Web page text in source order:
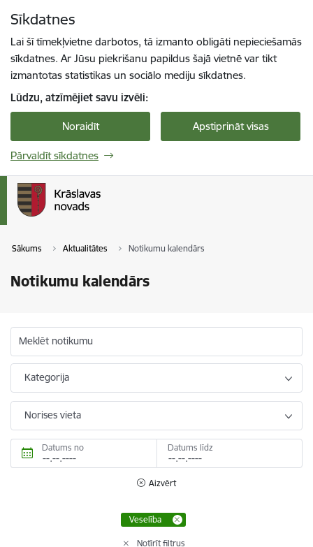
Sīkdatnes
Lai šī tīmekļvietne darbotos, tā izmanto obligāti nepieciešamās
sīkdatnes. Ar Jūsu piekrišanu papildus šajā vietnē var tikt
izmantotas statistikas un sociālo mediju sīkdatnes.
Lūdzu, atzīmējiet savu izvēli:
Noraidīt Apstiprināt visas
Pārvaldīt sīkdatnes
Sākums Aktualitātes Notikumu kalendārs
Notikumu kalendārs
Meklēt notikumu
Kategorija
Norises vieta
Datums no Datums līdz
Aizvērt
Veselība
Notīrīt filtrus